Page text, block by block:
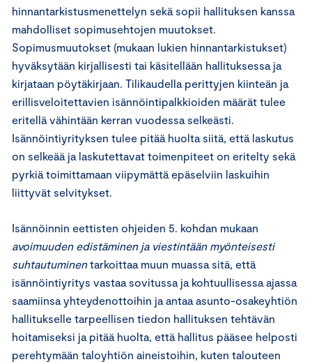
hinnantarkistusmenettelyn sekä sopii hallituksen kanssa
mahdolliset sopimusehtojen muutokset.
Sopimusmuutokset (mukaan lukien hinnantarkistukset)
hyväksytään kirjallisesti tai käsitellään hallituksessa ja
kirjataan pöytäkirjaan. Tilikaudella perittyjen kiinteän ja
erillisveloitettavien isännöintipalkkioiden määrät tulee
eritellä vähintään kerran vuodessa selkeästi.
Isännöintiyrityksen tulee pitää huolta siitä, että laskutus
on selkeää ja laskutettavat toimenpiteet on eritelty sekä
pyrkiä toimittamaan viipymättä epäselviin laskuihin
liittyvät selvitykset.
Isännöinnin eettisten ohjeiden 5. kohdan mukaan
avoimuuden edistäminen ja viestintään myönteisesti
suhtautuminentarkoittaa muun muassa sitä, että
isännöintiyritys vastaa sovitussa ja kohtuullisessa ajassa
saamiinsa yhteydenottoihin ja antaa asunto-osakeyhtiön
hallitukselle tarpeellisen tiedon hallituksen tehtävän
hoitamiseksi ja pitää huolta, että hallitus pääsee helposti
perehtymään taloyhtiön aineistoihin, kuten talouteen